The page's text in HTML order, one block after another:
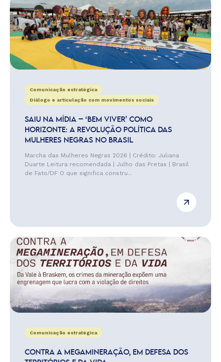
Comunicação estratégica
Diálogo e articulação com movimentos sociais
SAIU NA MÍDIA – ‘BEM VIVER’ COMO
HORIZONTE: A REVOLUÇÃO POLÍTICA DAS
MULHERES NEGRAS NO BRASIL
Marcha das Mulheres Negras 2026 | Crédito: Juliana
Duarte Leitura recomendada | Julho das Pretas | Brasil
de Fato/DF O que significa constru...
Comunicação estratégica
CONTRA A MEGAMINERAÇÃO, EM DEFESA DOS